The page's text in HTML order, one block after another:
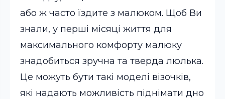
або ж часто їздите з малюком. Щоб Ви
знали, у перші місяці життя для
максимального комфорту малюку
знадобиться зручна та тверда люлька.
Це можуть бути такі моделі візочків,
які надають можливість піднімати дно